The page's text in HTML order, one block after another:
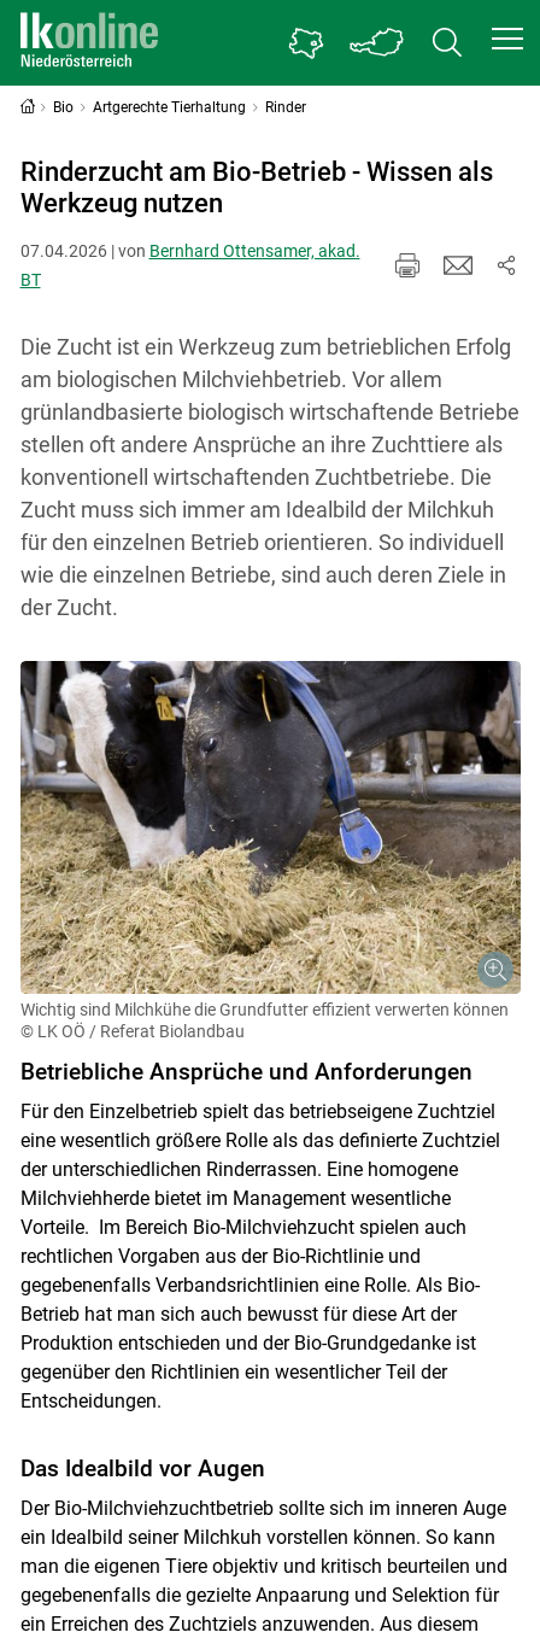
Bio Artgerechte Tierhaltung Rinder
Rinderzucht am Bio-Betrieb - Wissen als
Werkzeug nutzen
07.04.2026 | von Bernhard Ottensamer, akad.
BT
Die Zucht ist ein Werkzeug zum betrieblichen Erfolg
am biologischen Milchviehbetrieb. Vor allem
grünlandbasierte biologisch wirtschaftende Betriebe
stellen oft andere Ansprüche an ihre Zuchttiere als
konventionell wirtschaftenden Zuchtbetriebe. Die
Zucht muss sich immer am Idealbild der Milchkuh
für den einzelnen Betrieb orientieren. So individuell
wie die einzelnen Betriebe, sind auch deren Ziele in
der Zucht.
Wichtig sind Milchkühe die Grundfutter effizient verwerten können
© LK OÖ / Referat Biolandbau
Betriebliche Ansprüche und Anforderungen
Für den Einzelbetrieb spielt das betriebseigene Zuchtziel
eine wesentlich größere Rolle als das definierte Zuchtziel
der unterschiedlichen Rinderrassen. Eine homogene
Milchviehherde bietet im Management wesentliche
Vorteile. Im Bereich Bio-Milchviehzucht spielen auch
rechtlichen Vorgaben aus der Bio-Richtlinie und
gegebenenfalls Verbandsrichtlinien eine Rolle. Als Bio-
Betrieb hat man sich auch bewusst für diese Art der
Produktion entschieden und der Bio-Grundgedanke ist
gegenüber den Richtlinien ein wesentlicher Teil der
Entscheidungen.
Das Idealbild vor Augen
Der Bio-Milchviehzuchtbetrieb sollte sich im inneren Auge
ein Idealbild seiner Milchkuh vorstellen können. So kann
man die eigenen Tiere objektiv und kritisch beurteilen und
gegebenenfalls die gezielte Anpaarung und Selektion für
ein Erreichen des Zuchtziels anzuwenden. Aus diesem